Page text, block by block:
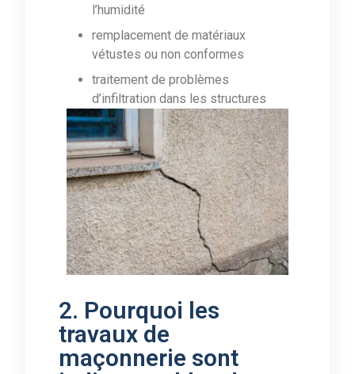
l’humidité
remplacement de matériaux
vétustes ou non conformes
traitement de problèmes
d’infiltration dans les structures
2. Pourquoi les
travaux de
maçonnerie sont